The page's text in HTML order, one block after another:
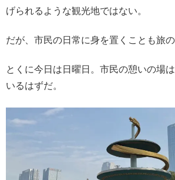
げられるような観光地ではない。
だが、市民の日常に身を置くことも旅の
とくに今日は日曜日。市民の憩いの場
いるはずだ。